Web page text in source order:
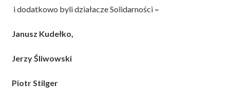
i dodatkowo byli działacze Solidarności –
Janusz Kudełko,
Jerzy Śliwowski
Piotr Stilger